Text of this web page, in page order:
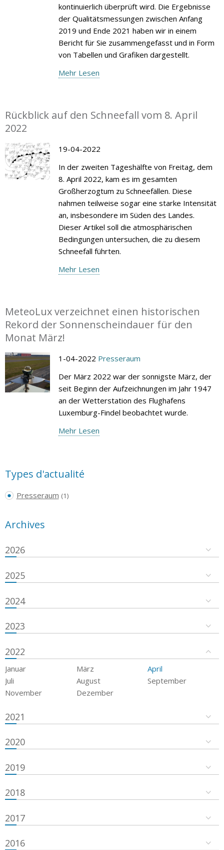
kontinuierlich überprüft wird. Die Ergebnisse
der Qualitätsmessungen zwischen Anfang
2019 und Ende 2021 haben wir in einem
Bericht für Sie zusammengefasst und in Form
von Tabellen und Grafiken dargestellt.
Mehr Lesen
Rückblick auf den Schneefall vom 8. April
2022
19-04-2022
In der zweiten Tageshälfte von Freitag, dem
8. April 2022, kam es im gesamten
Großherzogtum zu Schneefällen. Diese
nahmen teilweise sogar eine starke Intensität
an, insbesondere im Süden des Landes.
Dieser Artikel soll die atmosphärischen
Bedingungen untersuchen, die zu diesem
Schneefall führten.
Mehr Lesen
MeteoLux verzeichnet einen historischen
Rekord der Sonnenscheindauer für den
Monat März!
1-04-2022 Presseraum
Der März 2022 war der sonnigste März, der
seit Beginn der Aufzeichnungen im Jahr 1947
an der Wetterstation des Flughafens
Luxemburg-Findel beobachtet wurde.
Mehr Lesen
Types d'actualité
Presseraum (1)
Archives
2026
2025
2024
2023
2022
Januar März
April
Juli
August
September
November
Dezember
2021
2020
2019
2018
2017
2016